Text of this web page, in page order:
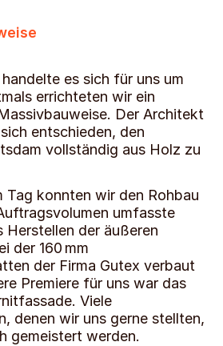
es sich für uns um
errichteten wir ein
Der Architekt
entschieden, den
vollständig aus Holz zu
Tag konnten wir den Rohbau
umfasste
Herstellen der äußeren
der 160 mm
der Firma Gutex verbaut
Premiere für uns war das
Viele
denen wir uns gerne stellten,
gemeistert werden.